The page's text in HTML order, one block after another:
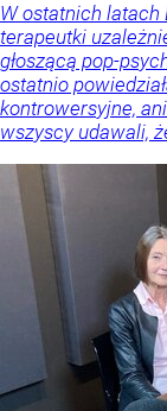
W ostatnich latach
terapeutki
głoszącą pop-
ostatnio
kontrowersyjne,
wszyscy udawali,